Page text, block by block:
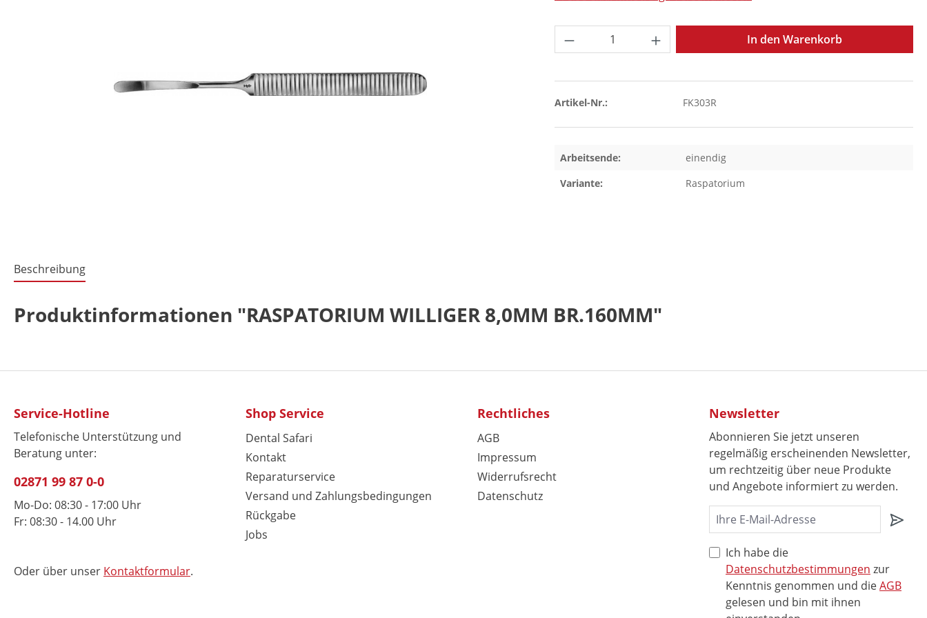
Produkt Anzahl: Gib den gewünschten Wert
In den Warenkorb
Artikel-Nr.: FK303R
Arbeitsende:
einendig
Variante:
Raspatorium
Beschreibung
Produktinformationen "RASPATORIUM WILLIGER 8,0MM BR.160MM"
Service-Hotline
Telefonische Unterstützung und
Beratung unter:
02871 99 87 0-0
Mo-Do: 08:30 - 17:00 Uhr
Fr: 08:30 - 14.00 Uhr
Oder über unser Kontaktformular.
Shop Service
Dental Safari
Kontakt
Reparaturservice
Versand und Zahlungsbedingungen
Rückgabe
Jobs
Rechtliches
AGB
Impressum
Widerrufsrecht
Datenschutz
Newsletter
Abonnieren Sie jetzt unseren
regelmäßig erscheinenden Newsletter,
um rechtzeitig über neue Produkte
und Angebote informiert zu werden.
Ich habe die
Datenschutzbestimmungen zur
Kenntnis genommen und dieAGB
gelesen und bin mit ihnen